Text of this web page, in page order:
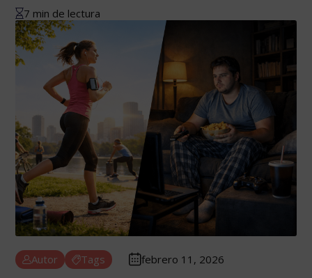
7 min de lectura
Autor Tags
febrero 11, 2026